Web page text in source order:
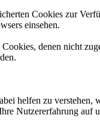
Cookies zur
einsehen.
denen nicht
helfen zu
Nutzererfahrung auf